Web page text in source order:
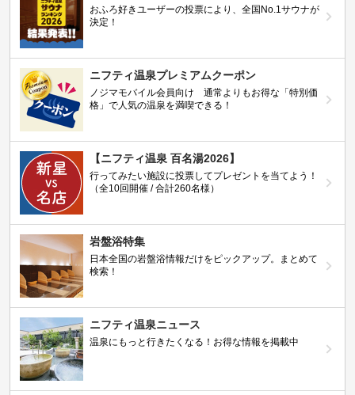
おふろ好きユーザーの投票により、全国No.1サウナが
決定！
ニフティ温泉プレミアムクーポン
ノジマモバイル会員向け 通常よりもお得な「特別価
格」で人気の温泉を満喫できる！
【ニフティ温泉 百名湯2026】
行ってみたい施設に投票してプレゼントを当てよう！
（全10回開催 / 合計260名様）
岩盤浴特集
日本全国の岩盤浴情報だけをピックアップ。まとめて
検索！
ニフティ温泉ニュース
温泉にもっと行きたくなる！お得な情報を掲載中